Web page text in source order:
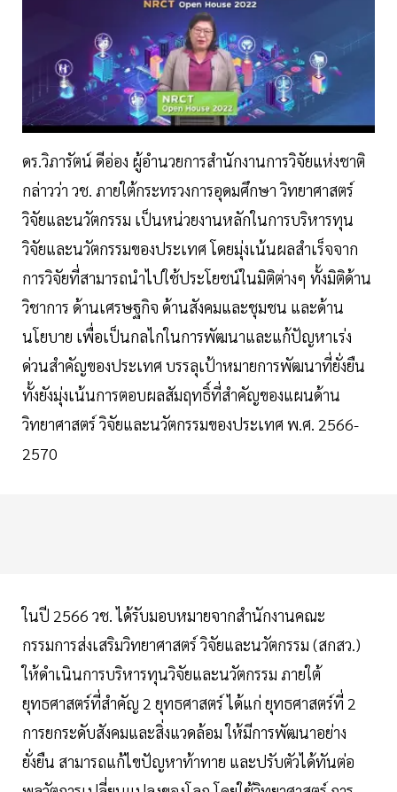
ดร.วิภารัตน์ ดีอ่อง ผู้อำนวยการสำนักงานการวิจัยแห่งชาติ
กล่าวว่า วช. ภายใต้กระทรวงการอุดมศึกษา วิทยาศาสตร์
วิจัยและนวัตกรรม เป็นหน่วยงานหลักในการบริหารทุน
วิจัยและนวัตกรรมของประเทศ โดยมุ่งเน้นผลสำเร็จจาก
การวิจัยที่สามารถนำไปใช้ประโยชน์ในมิติต่างๆ ทั้งมิติด้าน
วิชาการ ด้านเศรษฐกิจ ด้านสังคมและชุมชน และด้าน
นโยบาย เพื่อเป็นกลไกในการพัฒนาและแก้ปัญหาเร่ง
ด่วนสำคัญของประเทศ บรรลุเป้าหมายการพัฒนาที่ยั่งยืน
ทั้งยังมุ่งเน้นการตอบผลสัมฤทธิ์ที่สำคัญของแผนด้าน
วิทยาศาสตร์ วิจัยและนวัตกรรมของประเทศ พ.ศ. 2566-
2570
ในปี 2566 วช. ได้รับมอบหมายจากสำนักงานคณะ
กรรมการส่งเสริมวิทยาศาสตร์ วิจัยและนวัตกรรม (สกสว.)
ให้ดำเนินการบริหารทุนวิจัยและนวัตกรรม ภายใต้
ยุทธศาสตร์ที่สำคัญ 2 ยุทธศาสตร์ ได้แก่ ยุทธศาสตร์ที่ 2
การยกระดับสังคมและสิ่งแวดล้อม ให้มีการพัฒนาอย่าง
ยั่งยืน สามารถแก้ไขปัญหาท้าทาย และปรับตัวได้ทันต่อ